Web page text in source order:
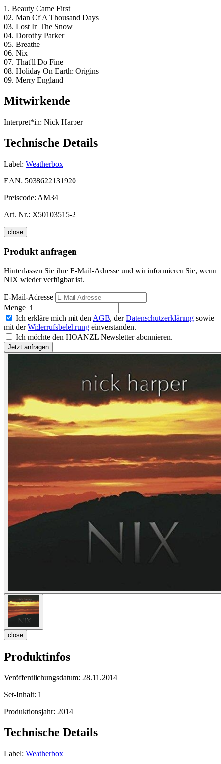
1. Beauty Came First
02. Man Of A Thousand Days
03. Lost In The Snow
04. Dorothy Parker
05. Breathe
06. Nix
07. That'll Do Fine
08. Holiday On Earth: Origins
09. Merry England
Mitwirkende
Interpret*in: Nick Harper
Technische Details
Label: Weatherbox
EAN: 5038622131920
Preiscode: AM34
Art. Nr.: X50103515-2
close
Produkt anfragen
Hinterlassen Sie ihre E-Mail-Adresse und wir informieren Sie, wenn
NIX wieder verfügbar ist.
E-Mail-Adresse
Menge
Ich erkläre mich mit den AGB, derDatenschutzerklärung sowie
mit derWiderrufsbelehrung einverstanden.
Ich möchte den HOANZL Newsletter abonnieren.
close
Produktinfos
Veröffentlichungsdatum: 28.11.2014
Set-Inhalt: 1
Produktionsjahr: 2014
Technische Details
Label: Weatherbox